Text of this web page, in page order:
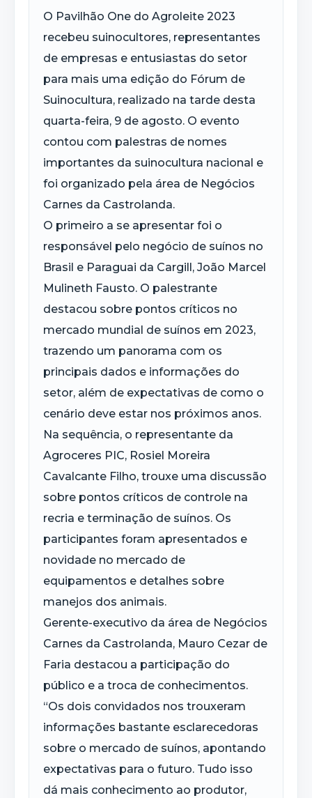
O Pavilhão One do Agroleite 2023
recebeu suinocultores, representantes
de empresas e entusiastas do setor
para mais uma edição do Fórum de
Suinocultura, realizado na tarde desta
quarta-feira, 9 de agosto. O evento
contou com palestras de nomes
importantes da suinocultura nacional e
foi organizado pela área de Negócios
Carnes da Castrolanda.
O primeiro a se apresentar foi o
responsável pelo negócio de suínos no
Brasil e Paraguai da Cargill, João Marcel
Mulineth Fausto. O palestrante
destacou sobre pontos críticos no
mercado mundial de suínos em 2023,
trazendo um panorama com os
principais dados e informações do
setor, além de expectativas de como o
cenário deve estar nos próximos anos.
Na sequência, o representante da
Agroceres PIC, Rosiel Moreira
Cavalcante Filho, trouxe uma discussão
sobre pontos críticos de controle na
recria e terminação de suínos. Os
participantes foram apresentados e
novidade no mercado de
equipamentos e detalhes sobre
manejos dos animais.
Gerente-executivo da área de Negócios
Carnes da Castrolanda, Mauro Cezar de
Faria destacou a participação do
público e a troca de conhecimentos.
“Os dois convidados nos trouxeram
informações bastante esclarecedoras
sobre o mercado de suínos, apontando
expectativas para o futuro. Tudo isso
dá mais conhecimento ao produtor,